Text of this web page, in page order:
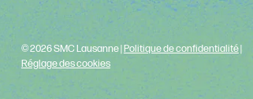
© 2026 SMC Lausanne |Politique de confidentialité|
Réglage des cookies